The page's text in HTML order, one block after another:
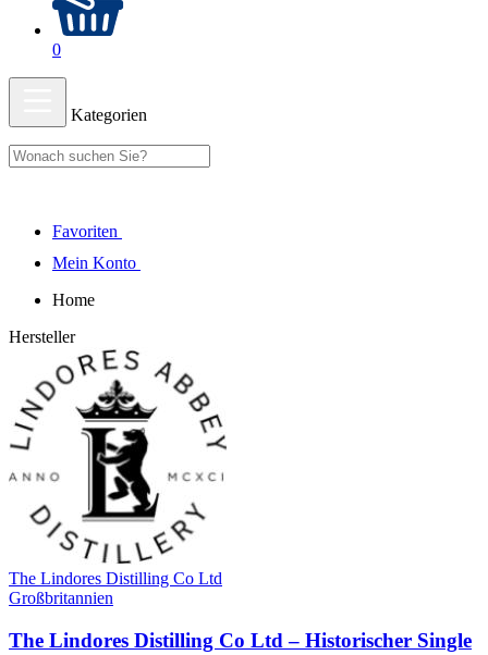
0
Kategorien
Favoriten
Mein Konto
Home
Hersteller
The Lindores Distilling Co Ltd
Großbritannien
The Lindores Distilling Co Ltd – Historischer Single